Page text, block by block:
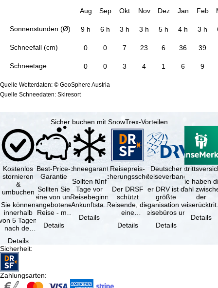
Sonnenstunden (Ø)
Schneefall (cm)
Schneetage
Aug Sep Okt Nov Dez Jan Feb
9 h 6 h 3 h 3 h 5 h 4 h 3 h
0 0 7 23 6 36 39
0 0 3 4 1 6 9
Quelle Wetterdaten: © GeoSphere Austria
Quelle Schneedaten: Skiresort
Sicher buchen mit SnowTrex-Vorteilen
Kostenlos
stornieren
&
umbuchen
Sie können
innerhalb
5 Tagen
nach der
kostenfrei
…
Details
Best-Price-
Garantie
Sollten Sie
eine von uns
angebotene
Reise - mit
Verfügbarkeit
Details
Schneegarantie
Sollten fünf
Tage vor
Reisebeginn
(Ankunftstag)
Schneemangel
Details
Reisepreis-
Sicherungsschein
Der DRSF
schützt
Reisende, die
eine
oder
Details
Deutscher
Reiseverband
Der DRV ist die
größte
Organisation von
Reisebüros und
Reiseveranstaltern
in …
Details
Sie haben
Wahl
der
(inklusive
Details
Sicherheit:
Zahlungsarten: